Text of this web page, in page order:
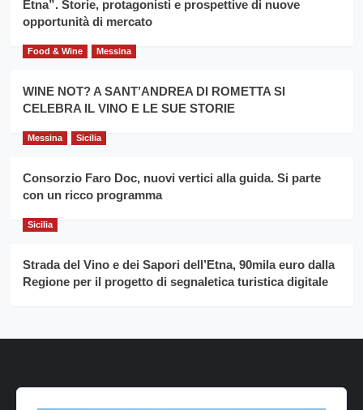
Caruso
Etna”. Storie, protagonisti e prospettive di nuove
opportunità di mercato
Food & Wine Messina
WINE NOT? A SANT’ANDREA DI ROMETTA SI
CELEBRA IL VINO E LE SUE STORIE
Messina Sicilia
Consorzio Faro Doc, nuovi vertici alla guida. Si parte
con un ricco programma
Sicilia
Strada del Vino e dei Sapori dell’Etna, 90mila euro dalla
Regione per il progetto di segnaletica turistica digitale